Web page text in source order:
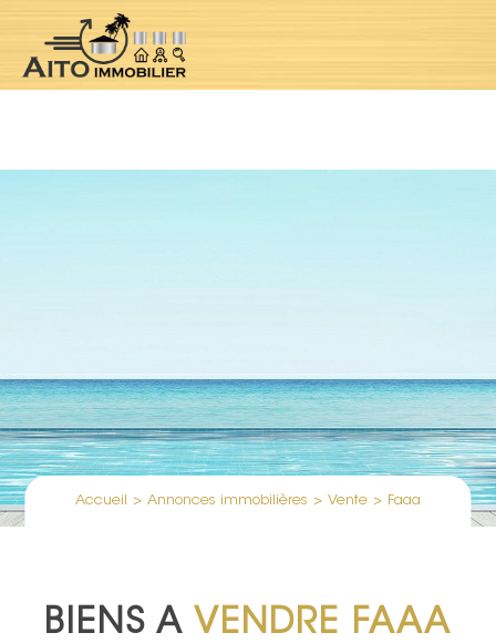
: Undefined index: location in
/var/www/clients/client1/web5/web/controllers/jpropertyContr
oller.phpon line184
Accueil > Annonces immobilières > Vente > Faaa
BIENS A VENDRE FAAA